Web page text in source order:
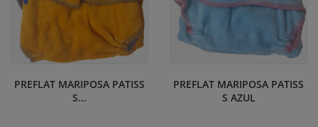
PREFLAT MARIPOSA PATISS
S...
PREFLAT MARIPOSA PATISS
S AZUL